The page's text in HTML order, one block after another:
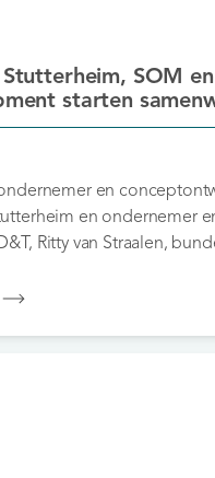
Stutterheim, SOM
starten
en
en ondernemer
Ritty van Straalen,
Skidmore, Owings